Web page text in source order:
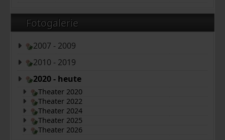
Fotogalerie
2007 - 2009
2010 - 2019
2020 - heute
Theater 2020
Theater 2022
Theater 2024
Theater 2025
Theater 2026